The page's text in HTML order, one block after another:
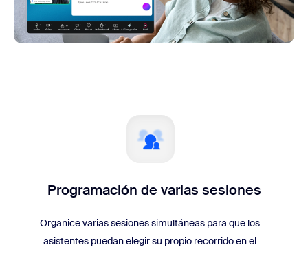
Programación de varias sesiones
Organice varias sesiones simultáneas para que los
asistentes puedan elegir su propio recorrido en el